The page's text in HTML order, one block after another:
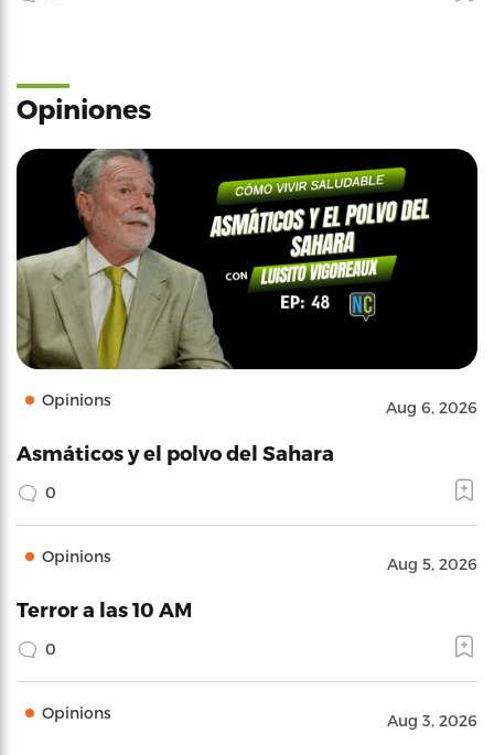
Opiniones
Opinions Aug 6, 2026
Asmáticos y el polvo del Sahara
0
Opinions Aug 5, 2026
Terror a las 10 AM
0
Opinions Aug 3, 2026